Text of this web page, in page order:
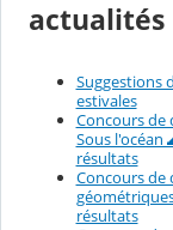
actualités
Suggestions
estivales
Concours de
Sous l'océan
résultats
Concours de
résultats